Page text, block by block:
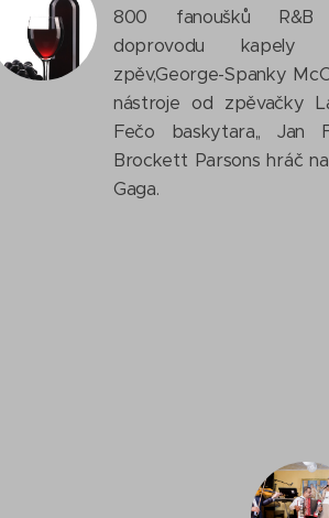
800 fanoušků
doprovodu kapely
zpěv,George-Spanky
nástroje od zpěvačky
Fečo baskytara,, Jan
Brockett Parsons hráč
Gaga.